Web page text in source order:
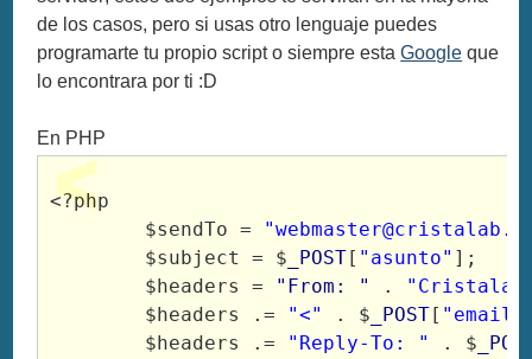
de los casos, pero si usas otro lenguaje puedes
programarte tu propio script o siempre estaGoogle que
lo encontrara por ti :D
En PHP
<?php
	$sendTo =
"
	$subject = $
_POST [ "asunto" ];
	$headers =
"From: " .
	$headers .=
"<" . $ _POST [ "email"
	$headers .=
"Reply-To: " . $